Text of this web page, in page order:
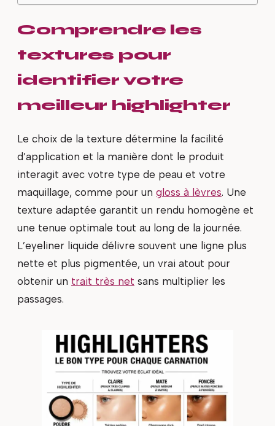
Comprendre les
textures pour
identifier votre
meilleur highlighter
Le choix de la texture détermine la facilité
d’application et la manière dont le produit
interagit avec votre type de peau et votre
maquillage, comme pour un gloss à lèvres. Une
texture adaptée garantit un rendu homogène et
une tenue optimale tout au long de la journée.
L’eyeliner liquide délivre souvent une ligne plus
nette et plus pigmentée, un vrai atout pour
obtenir un trait très net sans multiplier les
passages.